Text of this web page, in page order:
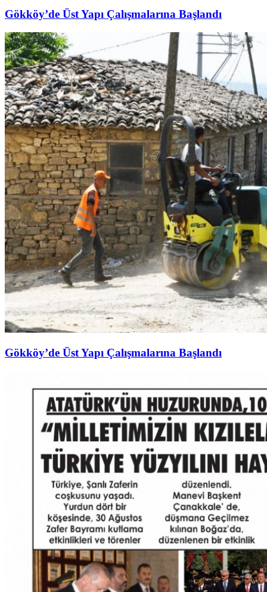
Gökköy’de Üst Yapı Çalışmalarına Başlandı
Gökköy’de Üst Yapı Çalışmalarına Başlandı